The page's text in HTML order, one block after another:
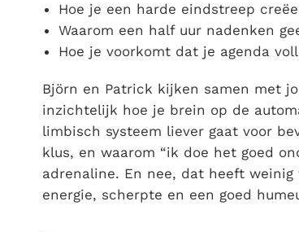
Hoe je een harde eindstreep
Waarom een half uur nadenken
Hoe je voorkomt dat je agenda
Björn en Patrick kijken samen met
inzichtelijk hoe je brein op de
limbisch systeem liever gaat voor
klus, en waarom “ik doe het goed
adrenaline. En nee, dat heeft
energie, scherpte en een goed